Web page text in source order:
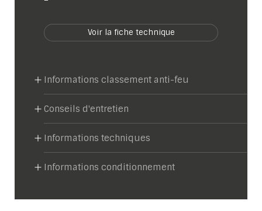
Voir la fiche technique
Informations classement anti-feu
Conseils d'entretien
Informations techniques
Informations conditionnement